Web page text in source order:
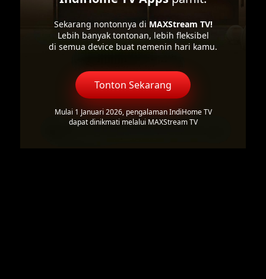
Sekarang nontonnya di MAXStream TV!
Lebih banyak tontonan, lebih fleksibel
di semua device buat nemenin hari kamu.
Tonton Sekarang
Mulai 1 Januari 2026, pengalaman IndiHome TV
dapat dinikmati melalui MAXStream TV